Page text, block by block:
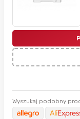
Wyszukaj podobny